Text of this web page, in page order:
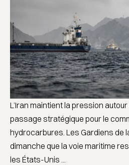
L’Iran maintient la pression autour
passage stratégique pour le
hydrocarbures. Les Gardiens de
dimanche que la voie maritime
les États-Unis ...